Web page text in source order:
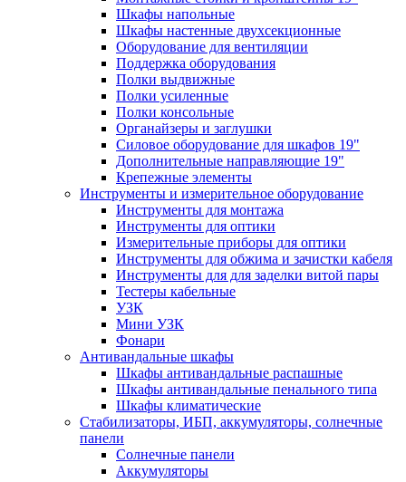
Шкафы напольные
Шкафы настенные двухсекционные
Оборудование для вентиляции
Поддержка оборудования
Полки выдвижные
Полки усиленные
Полки консольные
Органайзеры и заглушки
Силовое оборудование для шкафов 19"
Дополнительные направляющие 19"
Крепежные элементы
Инструменты и измерительное оборудование
Инструменты для монтажа
Инструменты для оптики
Измерительные приборы для оптики
Инструменты для обжима и зачистки кабеля
Инструменты для для заделки витой пары
Тестеры кабельные
УЗК
Мини УЗК
Фонари
Антивандальные шкафы
Шкафы антивандальные распашные
Шкафы антивандальные пенального типа
Шкафы климатические
Стабилизаторы, ИБП, аккумуляторы, солнечные
панели
Солнечные панели
Аккумуляторы